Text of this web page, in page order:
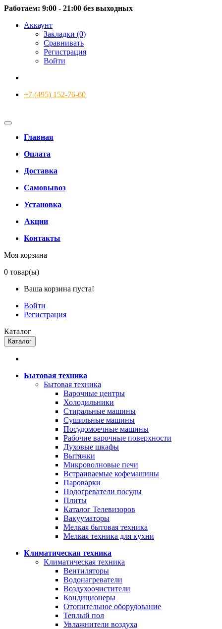
Работаем: 9:00 - 21:00 без выходных
Аккаунт
Закладки (0)
Сравнивать
Регистрация
Войти
+7 (495) 152-76-60
Главная
Оплата
Доставка
Самовывоз
Установка
Акции
Контакты
Моя корзина
0 товар(ы)
Ваша корзина пуста!
Войти
Регистрация
Каталог
Каталог
Бытовая техника
Бытовая техника
Варочные центры
Холодильники
Стиральные машины
Сушильные машины
Посудомоечные машины
Рабочие варочные поверхности
Духовые шкафы
Вытяжки
Микроволновые печи
Встраиваемые кофемашины
Пароварки
Подогреватели посуды
Плиты
Каталог Телевизоров
Вакууматоры
Мелкая бытовая техника
Мелкая техника для кухни
Климатическая техника
Климатическая техника
Вентиляторы
Водонагреватели
Воздухоочистители
Кондиционеры
Отопительное оборудование
Теплый пол
Увлажнители воздуха